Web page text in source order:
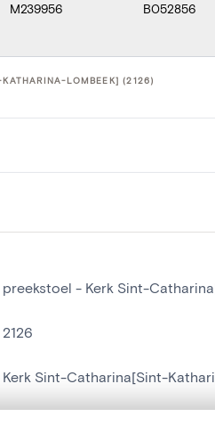
M239956 B052856
LOMBEEK] (2126)
preekstoel - Kerk Sint-
2126
Kerk Sint-Catharina[Sint-